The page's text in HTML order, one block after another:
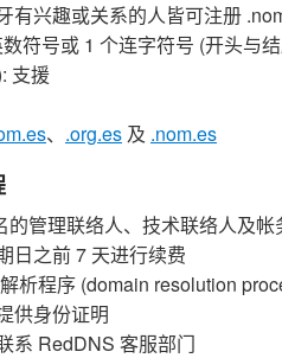
有兴趣或关系的人皆可注册
符号或 1 个连字符号 (开头与
支援
、 .org.es 及 .nom.es
的管理联络人、技术联络人及帐
日之前 7 天进行续费
析程序 (domain resolution
供身份证明
系 RedDNS 客服部门